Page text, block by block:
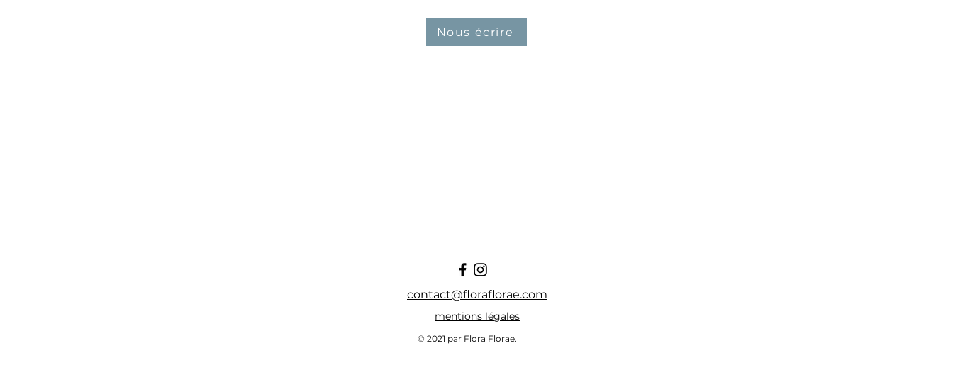
Nous écrire
contact@floraflorae.com
mentions légales
© 2021 par Flora Florae.